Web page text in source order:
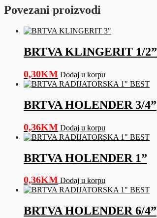
Povezani proizvodi
BRTVA KLINGERIT 1/2”
0,30KM Dodaj u korpu
BRTVA HOLENDER 3/4”
0,36KM Dodaj u korpu
BRTVA HOLENDER 1”
0,36KM Dodaj u korpu
BRTVA HOLENDER 6/4”